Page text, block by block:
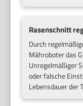
Rasenschnitt
Durch
Mähroboter das
Unregelmäßiger
oder falsche
Lebensdauer der